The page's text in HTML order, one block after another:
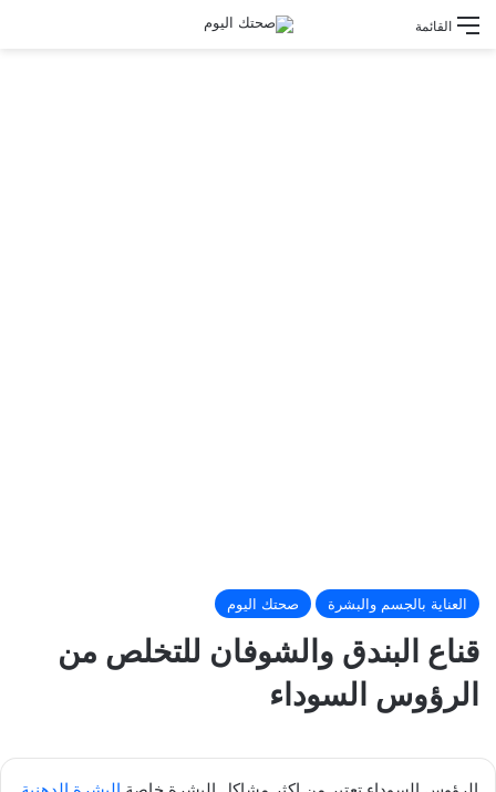
القائمة
العناية بالجسم والبشرة صحتك اليوم
قناع البندق والشوفان للتخلص من
الرؤوس السوداء